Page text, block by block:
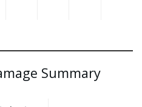
Summary